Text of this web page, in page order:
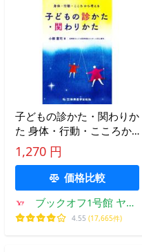
子どもの診かた・関わりか
た 身体・行動・こころか
ら考える/小柳憲司(著者)
1,270 円
価格比較
ブックオフ1号館 ヤフ
ーショッピング店
4.55 (17,665件)